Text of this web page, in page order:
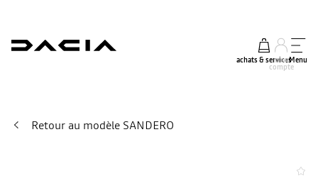
achats & services
mon
compte
Menu
Retour au modèle SANDERO